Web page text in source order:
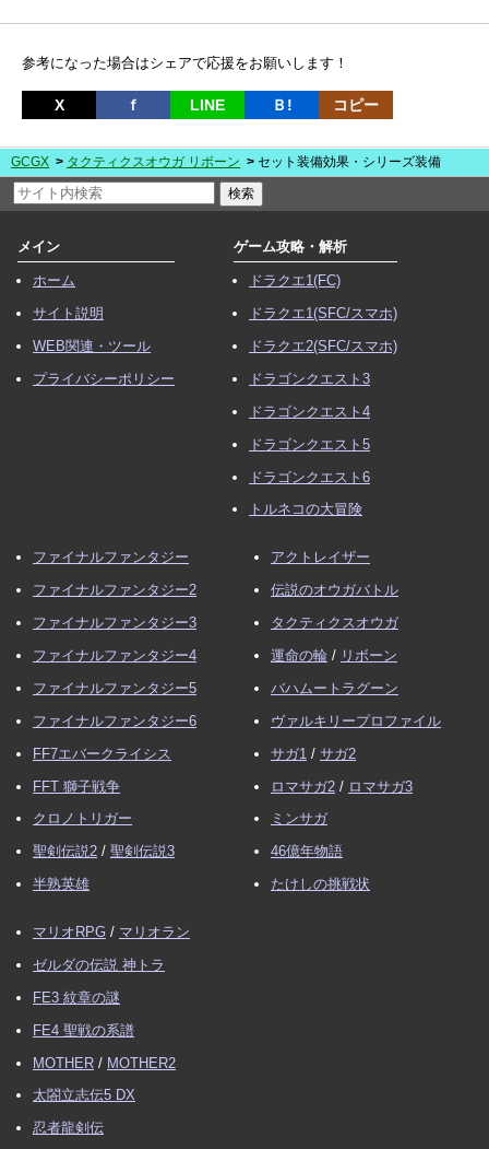
参考になった場合はシェアで応援をお願いします！
X ｆ LINE Ｂ! コピー
GCGX タクティクスオウガ リボーン セット装備効果・シリーズ装備
メイン
ホーム
サイト説明
WEB関連・ツール
プライバシーポリシー
ゲーム攻略・解析
ドラクエ1(FC)
ドラクエ1(SFC/スマホ)
ドラクエ2(SFC/スマホ)
ドラゴンクエスト3
ドラゴンクエスト4
ドラゴンクエスト5
ドラゴンクエスト6
トルネコの大冒険
ファイナルファンタジー
ファイナルファンタジー2
ファイナルファンタジー3
ファイナルファンタジー4
ファイナルファンタジー5
ファイナルファンタジー6
FF7エバークライシス
FFT 獅子戦争
クロノトリガー
聖剣伝説2 / 聖剣伝説3
半熟英雄
アクトレイザー
伝説のオウガバトル
タクティクスオウガ
運命の輪 / リボーン
バハムートラグーン
ヴァルキリープロファイル
サガ1 / サガ2
ロマサガ2 / ロマサガ3
ミンサガ
46億年物語
たけしの挑戦状
マリオRPG / マリオラン
ゼルダの伝説 神トラ
FE3 紋章の謎
FE4 聖戦の系譜
MOTHER / MOTHER2
太閤立志伝5 DX
忍者龍剣伝